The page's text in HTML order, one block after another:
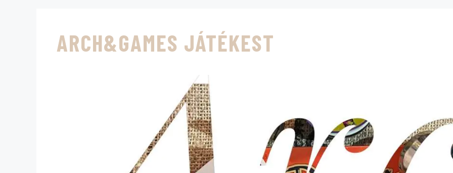
ARCH&GAMES JÁTÉKEST